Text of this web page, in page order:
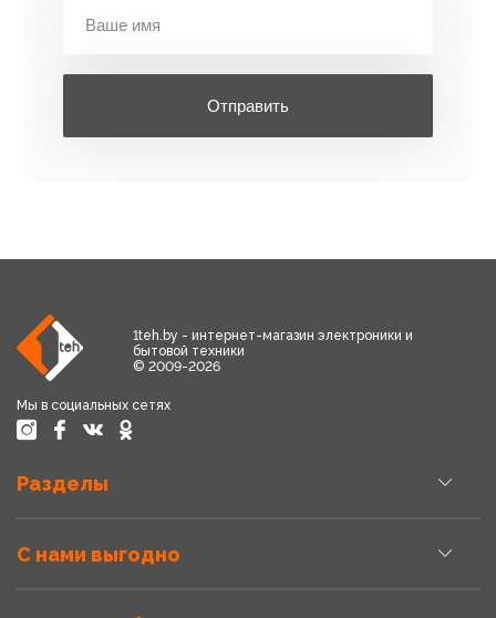
Отправить
1teh.by - интернет-магазин электроники и
бытовой техники
© 2009-2026
Мы в социальных сетях
Разделы
С нами выгодно